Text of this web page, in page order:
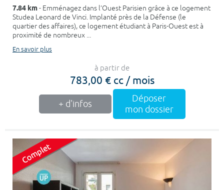
7.84 km- Emménagez dans l’Ouest Parisien grâce à ce logement
Studea Leonard de Vinci. Implanté près de la Défense (le
quartier des affaires), ce logement étudiant à Paris-Ouest est à
proximité de nombreux ...
En savoir plus
à partir de
783,00 € cc / mois
+ d'infos
Déposer
mon dossier